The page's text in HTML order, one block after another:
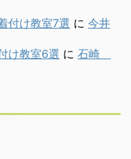
付け教室7選 に 今井
け教室6選 に 石崎